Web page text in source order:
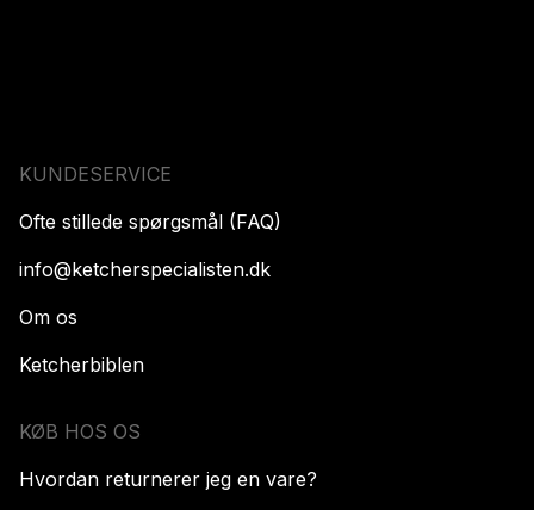
KUNDESERVICE
Ofte stillede spørgsmål (FAQ)
info@ketcherspecialisten.dk
Om os
Ketcherbiblen
KØB HOS OS
Hvordan returnerer jeg en vare?